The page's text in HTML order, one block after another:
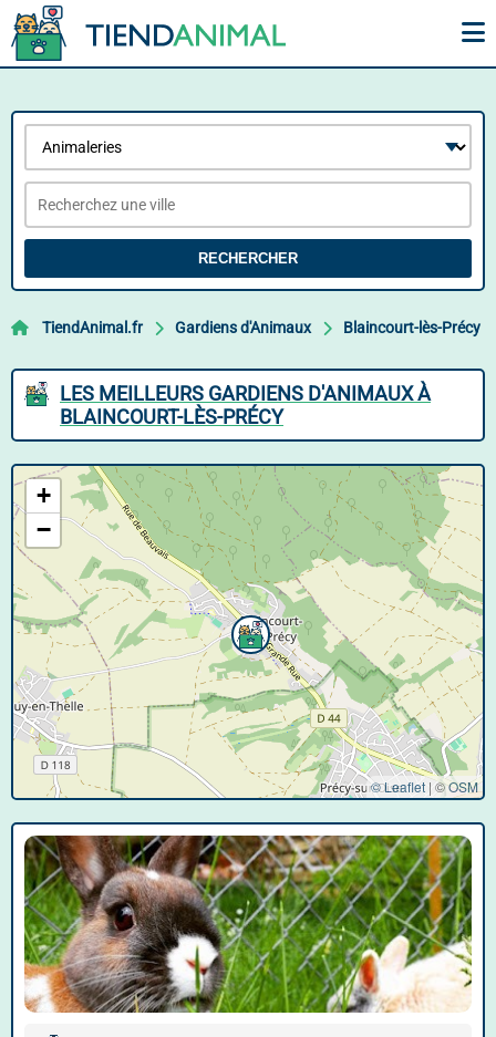
RECHERCHER
TiendAnimal.fr Gardiens d'Animaux Blaincourt-lès-Précy
LES MEILLEURS GARDIENS D'ANIMAUX À
BLAINCOURT-LÈS-PRÉCY
+
−
© Leaflet |©OSM